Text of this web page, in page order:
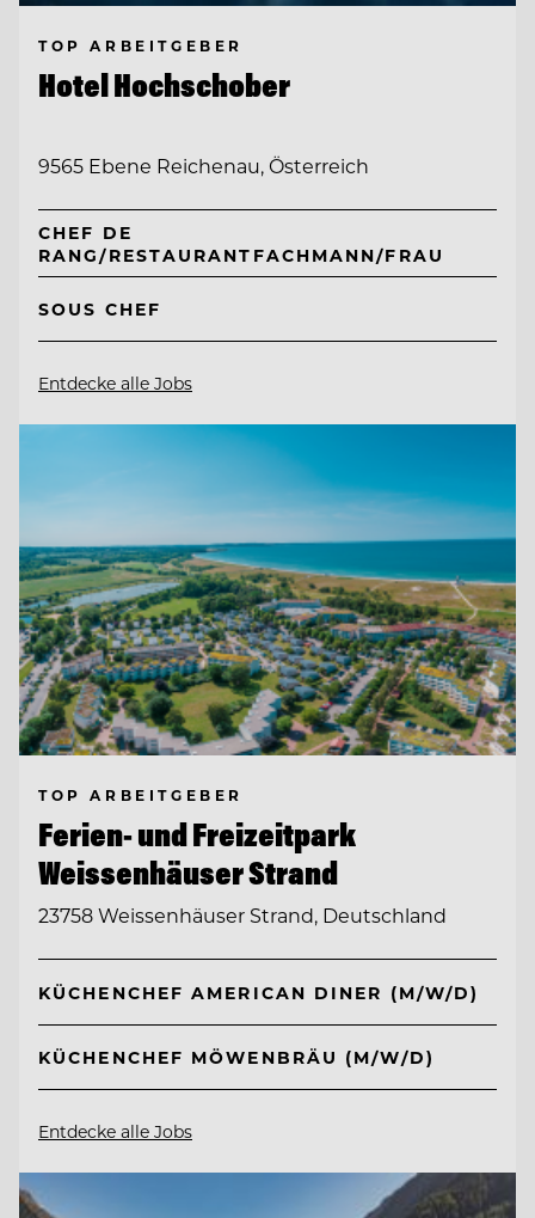
TOP ARBEITGEBER
Hotel Hochschober
9565 Ebene Reichenau, Österreich
CHEF DE
RANG/RESTAURANTFACHMANN/FRAU
SOUS CHEF
Entdecke alle Jobs
TOP ARBEITGEBER
Ferien- und Freizeitpark
Weissenhäuser Strand
23758 Weissenhäuser Strand, Deutschland
KÜCHENCHEF AMERICAN DINER (M/W/D)
KÜCHENCHEF MÖWENBRÄU (M/W/D)
Entdecke alle Jobs